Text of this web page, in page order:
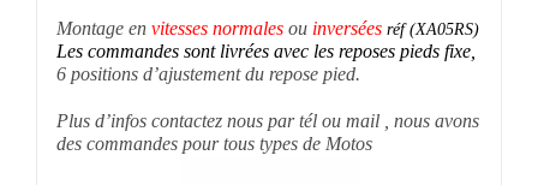
Montage en vitesses normalesou inversées réf (XA05RS)
Les commandes sont livrées avec les reposes pieds fixe,
6 positions d’ajustement du repose pied.
Plus d’infos contactez nous par tél ou mail , nous avons
des commandes pour tous types de Motos